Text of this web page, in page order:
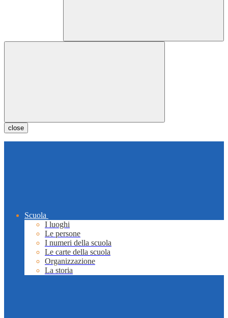
close
Scuola
I luoghi
Le persone
I numeri della scuola
Le carte della scuola
Organizzazione
La storia